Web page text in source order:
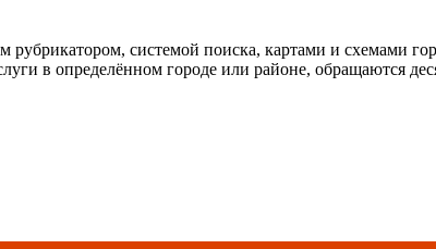
системой поиска, картами и схемами
в определённом городе или районе, обращаются